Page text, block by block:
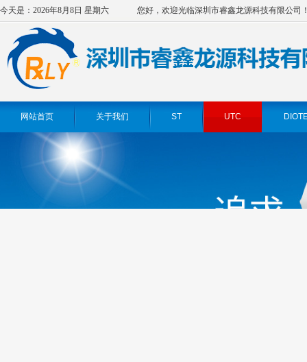
今天是：2026年8月8日 星期六 您好，欢迎光临深圳市睿鑫龙源科技有限公司
网站首页 关于我们 ST UTC